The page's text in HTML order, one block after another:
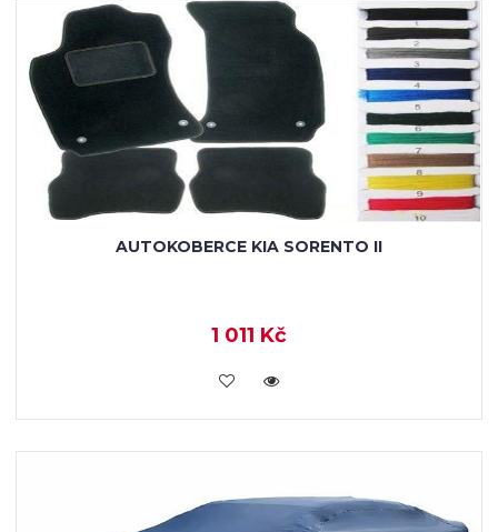
AUTOKOBERCE KIA SORENTO II
1 011 Kč
KOUPIT